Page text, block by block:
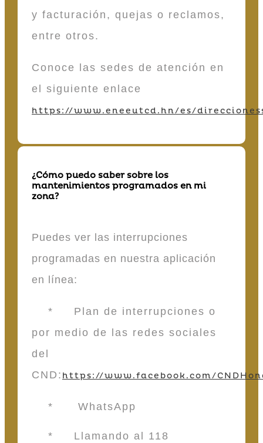
y facturación, quejas o reclamos,
entre otros.
Conoce las sedes de atención en
el siguiente enlace
https://www.eneeutcd.hn/es/
¿Cómo puedo saber sobre los
mantenimientos programados en mi
zona?
Puedes ver las interrupciones
programadas en nuestra aplicación
en línea:
* Plan de interrupciones o
por medio de las redes sociales
del
CND: https://www.facebook.com/
* WhatsApp
* Llamando al 118